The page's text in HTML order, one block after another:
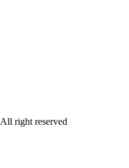
right reserved